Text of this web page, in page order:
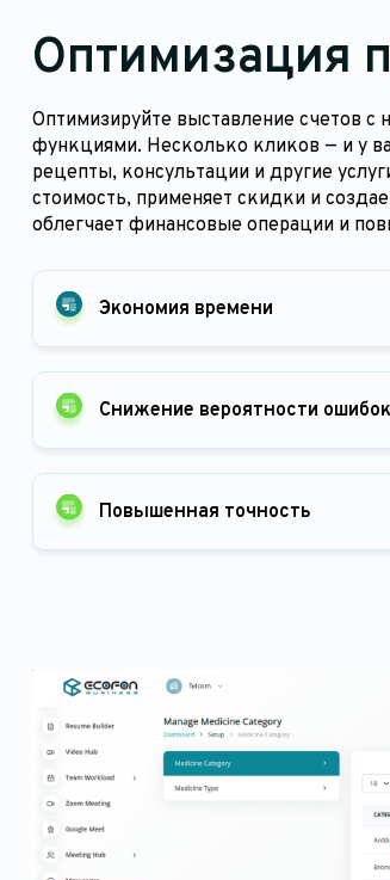
Оптимизация
Оптимизируйте выставление счетов
функциями. Несколько кликов — и у
рецепты, консультации и другие
стоимость, применяет скидки и
облегчает финансовые операции и
Экономия времени
Снижение вероятности ошибок
Повышенная точность